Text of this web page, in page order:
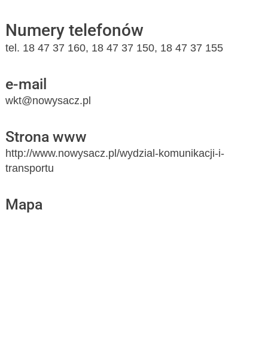
Numery telefonów
tel. 18 47 37 160, 18 47 37 150, 18 47 37 155
e-mail
wkt@nowysacz.pl
Strona www
http://www.nowysacz.pl/wydzial-komunikacji-i-
transportu
Mapa